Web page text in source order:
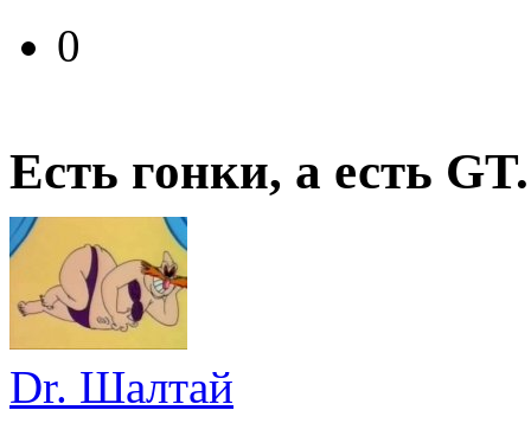
0
Есть гонки, а есть GT.
Dr. Шалтай